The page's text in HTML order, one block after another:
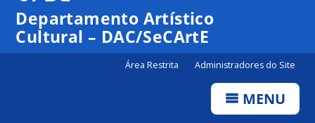
Canais
Departamento Artístico
Cultural – DAC/SeCArtE
Área Restrita Administradores do Site
MENU